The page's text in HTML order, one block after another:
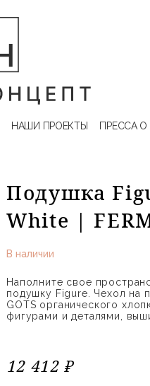
НАШИ ПРОЕКТЫ ПРЕССА О
Подушка
White |
В наличии
Наполните свое
подушку Figure. Чехол на
GOTS органического
фигурами и деталями,
12 412 ₽